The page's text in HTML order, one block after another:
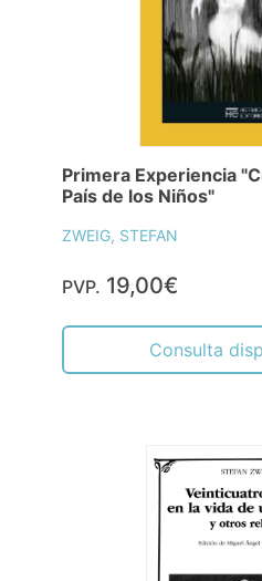
Primera Experiencia
País de los Niños"
ZWEIG, STEFAN
PVP. 19,00€
Consulta